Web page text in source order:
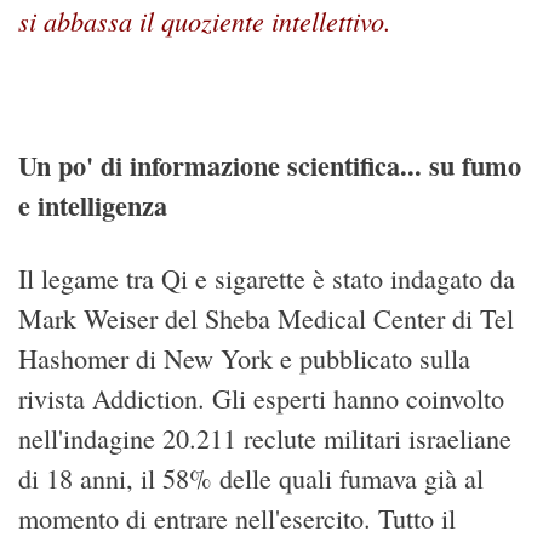
si abbassa il quoziente intellettivo.
Un po' di informazione scientifica... su fumo
e intelligenza
Il legame tra Qi e sigarette è stato indagato da
Mark Weiser del Sheba Medical Center di Tel
Hashomer di New York e pubblicato sulla
rivista Addiction. Gli esperti hanno coinvolto
nell'indagine 20.211 reclute militari israeliane
di 18 anni, il 58% delle quali fumava già al
momento di entrare nell'esercito. Tutto il